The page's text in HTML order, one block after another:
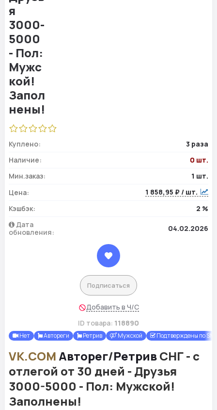
Куплено:
3 раза
Наличие:
0 шт.
Мин.заказ:
1 шт.
Цена:
1 858,95 ₽ / шт.
Кэшбэк:
2 %
Дата
обновления:
04.02.2026
Подписаться
Добавить в Ч/С
ID товара: 118890
Нет Автореги Ретрив Мужской Подтверждены по
VK.COM Авторег/РетривСНГ - с
отлегой от 30 дней - Друзья
3000-5000 - Пол: Мужской!
Заполнены!